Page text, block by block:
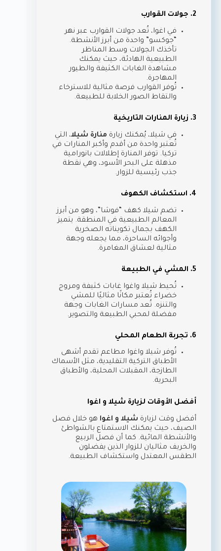
2. جولات القوارب
في اغوا، تُعد جولات القوارب عبر نهر
“جوكسو” واحدة من أبرز الأنشطة.
تأخذك الجولات وسط المناظر
الطبيعية الهادئة، حيث يمكنك
مشاهدة الغابات الكثيفة والطيور
المهاجرة.
تُوفر القوارب فرصة مثالية للاسترخاء
والتقاط الصور الخلابة للطبيعة.
3. زيارة المنارات التاريخية
في شيلا، يُمكنك زيارة منارة شيلا، التي
تُعتبر واحدة من أقدم وأكبر المنارات في
تركيا. توفر المنارة إطلالات بانورامية
مذهلة على البحر الأسود، وهي نقطة
جذب رئيسية للزوار.
4. استكشاف الكهوف
تضم شيلا كهف “فوشا”، وهو من أبرز
المعالم الطبيعية في المنطقة. يتميز
الكهف بجمال تكويناته الصخرية
وأجوائه الساحرة، مما يجعله وجهة
مثالية لعشاق المغامرة.
5. المشي في الطبيعة
تُحيط شيلا واغوا غابات كثيفة ومروج
خضراء تُعتبر مكانًا مثاليًا للمشي
والتنزه. تُعد مسارات الغابات وجهة
مفضلة لمحبي الطبيعة والتصوير.
6. تجربة الطعام المحلي
تُوفر شيلا واغوا مطاعم تقدم أشهى
الأطباق التركية التقليدية، مثل الأسماك
الطازجة، المقبلات المحلية، والأطباق
البحرية.
أفضل الأوقات لزيارة شيلا و اغوا
أفضل وقت لزيارة شيلا و اغوا هو خلال فصل
الصيف، حيث يمكنك الاستمتاع بالشواطئ
والأنشطة المائية. كما أن فصل الربيع
والخريف مثاليان للزوار الذين يفضلون
الطقس المعتدل واستكشاف الطبيعة.